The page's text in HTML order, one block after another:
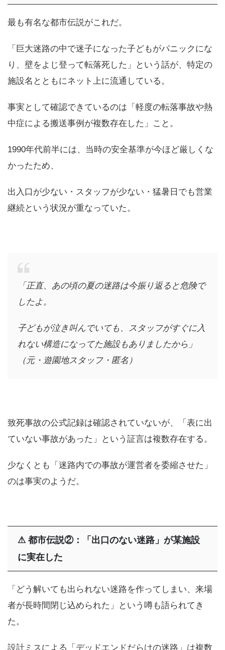
最も有名な都市伝説がこれだ。
「巨大迷路の中で迷子になった子どもがパニックにな
り、壁をよじ登って転落死した」という話が、特定の
施設名とともにネット上に流通している。
事実として確認できているのは「軽度の転落事故や熱
中症による搬送事例が複数存在した」こと。
1990年代前半には、当時の安全基準が今ほど厳しくな
かったため、
出入口が少ない・スタッフが少ない・猛暑日でも営業
継続という状況が重なっていた。
「正直、あの頃の夏の迷路は今振り返ると危険で
したよ。
子どもが泣き叫んでいても、スタッフがすぐに入
れない構造になってた施設もありましたから」
（元・遊園地スタッフ・匿名）
致死事故の公式記録は確認されていないが、「表に出
ていない事故があった」という証言は複数存在する。
少なくとも「迷路内での事故が運営者を委縮させた」
のは事実のようだ。
⚠ 都市伝説②：「出口のない迷路」が某施設
に実在した
「どう解いても出られない迷路を作ってしまい、来場
者が長時間閉じ込められた」という噂も語られてき
た。
設計ミスによる「デッドエンドだらけの迷路」は複数